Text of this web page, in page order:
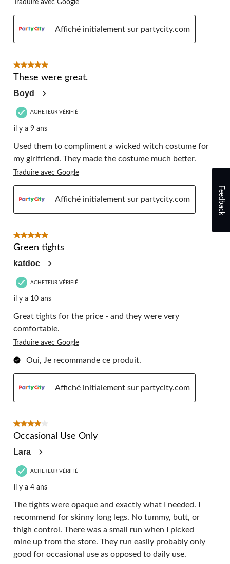
Traduire avec Google
Affiché initialement sur partycity.com
5 étoile(s) sur 5.
These were great.
Boyd
ACHETEUR VÉRIFIÉ
il y a 9 ans
Used them to compliment a wicked witch costume for
my girlfriend. They made the costume much better.
Traduire avec Google
Affiché initialement sur partycity.com
5 étoile(s) sur 5.
Green tights
katdoc
ACHETEUR VÉRIFIÉ
il y a 10 ans
Great tights for the price - and they were very
comfortable.
Traduire avec Google
Oui, Je recommande ce produit.
Affiché initialement sur partycity.com
4 étoile(s) sur 5.
Occasional Use Only
Lara
ACHETEUR VÉRIFIÉ
il y a 4 ans
The tights were opaque and exactly what I needed. I
recommend for skinny long legs. No tummy, butt, or
thigh control. There was a small run when I picked
mine up from the store. They run easily probably only
good for occasional use as opposed to daily use.
Feedback